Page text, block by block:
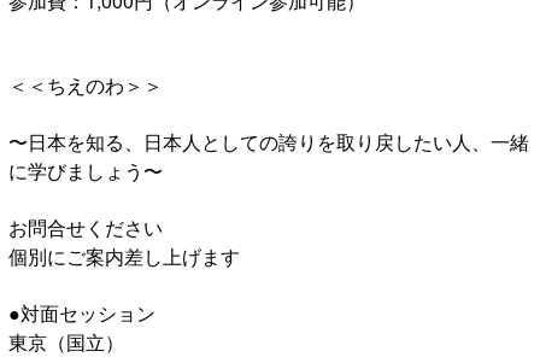
＜＜ちえのわ＞＞
〜日本を知る、日本人としての誇りを取り戻したい人、一緒
に学びましょう〜
お問合せください
個別にご案内差し上げます
●対面セッション
東京（国立）